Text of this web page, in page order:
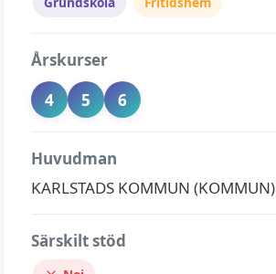
Årskurser
4
5 6
Huvudman
KARLSTADS KOMMUN (KOMMUN)
Särskilt stöd